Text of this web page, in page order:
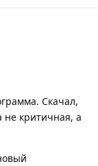
Скачал,
не критичная, а